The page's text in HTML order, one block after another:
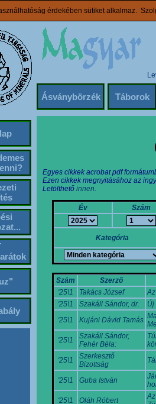
érdekében sütiket alkalmaz.
Ásványbörzék Táborok
Egyes cikkek acrobat pdf
Ezen cikkek megnyitásához az
Letölthető innen.
Év Szám
Kategória
Szám
Szerző
'25\1
Takács József
'25\1
Szakáll Sándor, dr.
Új
'25\1
Kujáni Dávid Tamás
'25\1
Szakáll Sándor,
Fehér Béla:
'25\1
Szerkesztő
Bizottság
'25\1 Guba István
'25\1
Oláh Róbert